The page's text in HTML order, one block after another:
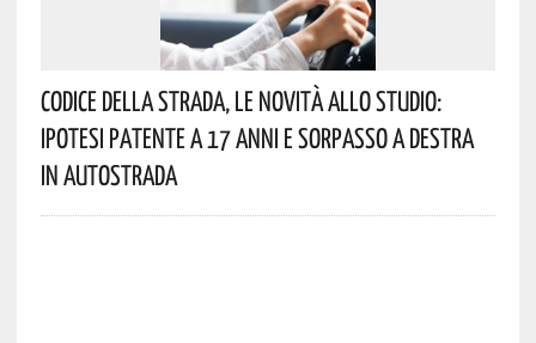
Codice Della Strada, Le Novità Allo Studio:
Ipotesi Patente A 17 Anni E Sorpasso A Destra
In Autostrada